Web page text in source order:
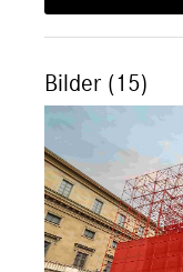
Bilder (15)